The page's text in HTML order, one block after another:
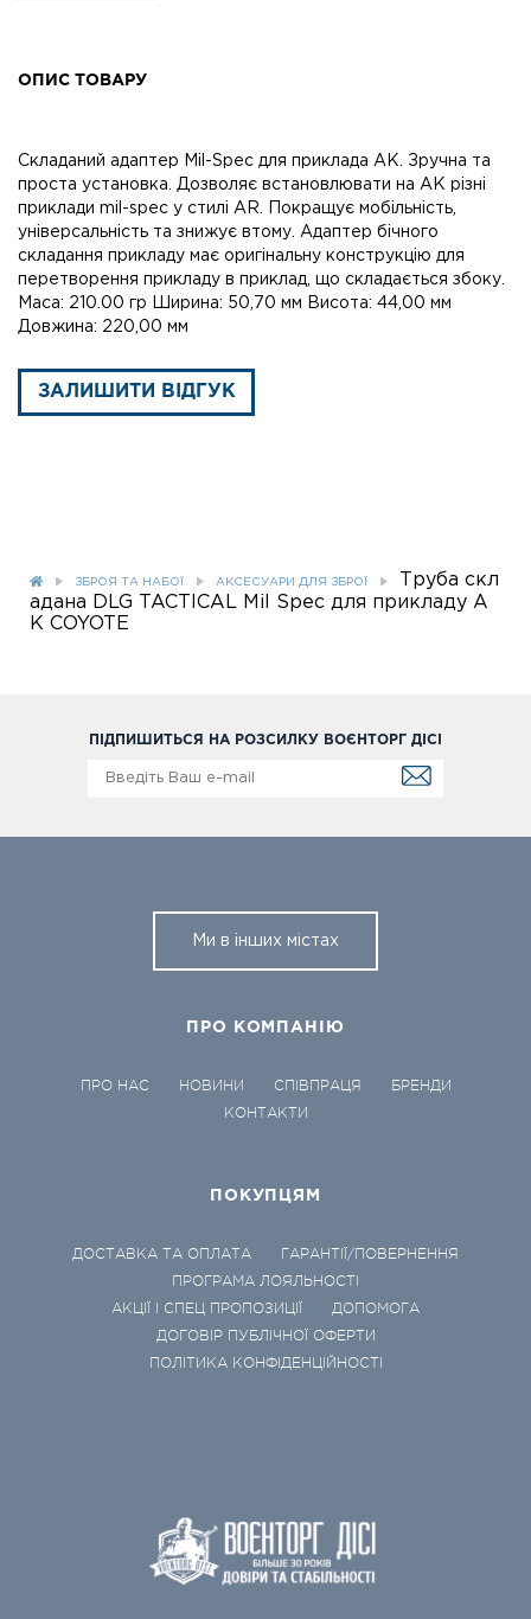
ОПИС ТОВАРУ
Складаний адаптер Mil-Spec для приклада AK. Зручна та
проста установка. Дозволяє встановлювати на АК різні
приклади mil-spec у стилі AR. Покращує мобільність,
універсальність та знижує втому. Адаптер бічного
складання прикладу має оригінальну конструкцію для
перетворення прикладу в приклад, що складається збоку.
Маса: 210.00 гр Ширина: 50,70 мм Висота: 44,00 мм
Довжина: 220,00 мм
ЗАЛИШИТИ ВІДГУК
ЗБРОЯ ТА НАБОЇ АКСЕСУАРИ ДЛЯ ЗБРОЇ
Труба скл
адана DLG TACTICAL Mil Spec для прикладу А
К COYOTE
ПІДПИШИТЬСЯ НА РОЗСИЛКУ ВОЄНТОРГ ДІСІ
Ми в інших містах
ПРО КОМПАНІЮ
ПРО НАС НОВИНИ СПІВПРАЦЯ
БРЕНДИ
КОНТАКТИ
ПОКУПЦЯМ
ДОСТАВКА ТА ОПЛАТА
ГАРАНТІЇ/ПОВЕРНЕННЯ
ПРОГРАМА ЛОЯЛЬНОСТІ
АКЦІЇ І СПЕЦ ПРОПОЗИЦІЇ
ДОПОМОГА
ДОГОВІР ПУБЛІЧНОЇ ОФЕРТИ
ПОЛІТИКА КОНФІДЕНЦІЙНОСТІ